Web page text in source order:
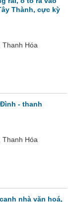
Thành, cực kỳ
Thanh Hóa
- thanh
Thanh Hóa
nhà văn hoá,